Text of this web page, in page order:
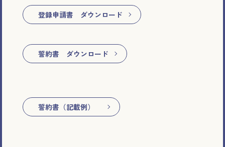
登録申請書 ダウンロード
誓約書 ダウンロード
誓約書（記載例）